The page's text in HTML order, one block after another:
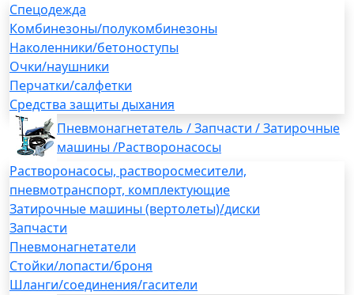
Спецодежда
Комбинезоны/полукомбинезоны
Наколенники/бетоноступы
Очки/наушники
Перчатки/салфетки
Средства защиты дыхания
Пневмонагнетатель / Запчасти / Затирочные
машины /Растворонасосы
Растворонасосы, растворосмесители,
пневмотранспорт, комплектующие
Затирочные машины (вертолеты)/диски
Запчасти
Пневмонагнетатели
Стойки/лопасти/броня
Шланги/соединения/гасители